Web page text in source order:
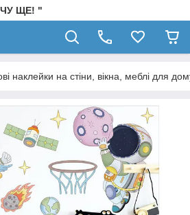
ЩЕ! "
наклейки на стіни, вікна, меблі для